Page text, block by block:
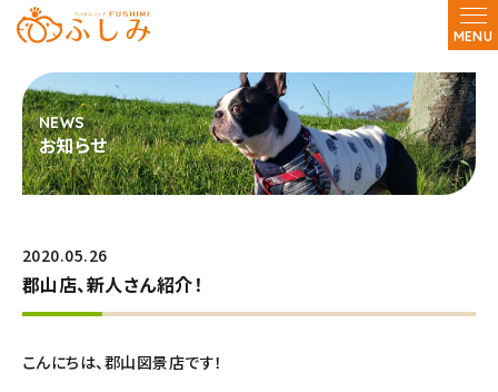
MENU
お知らせ
2020.05.26
郡山店、新人さん紹介！
こんにちは、郡山図景店です！